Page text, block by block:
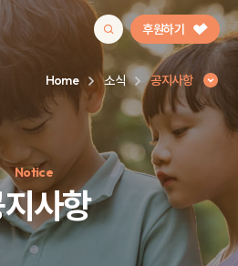
후원하기
스#캠페인#팬덤후원
Home 소식 공지사항
Notice
사항